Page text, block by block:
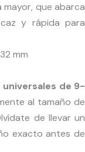
que abarca
y rápida para
mm
universales de 9-
al tamaño de
de llevar un
exacto antes de